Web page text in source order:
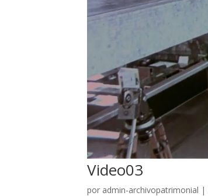
Video03
por admin-archivopatrimonial |